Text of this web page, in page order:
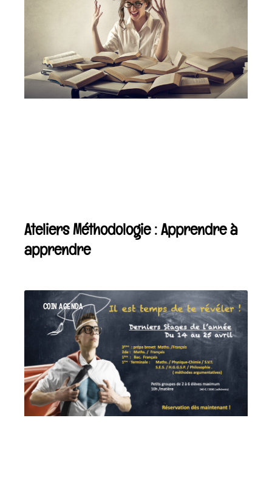
Ateliers Méthodologie : Apprendre à
apprendre
COIN AGENDA